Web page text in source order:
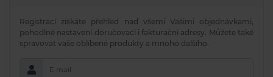
Registrací získáte přehled nad všemi Vašimi objednávkami,
pohodlné nastavení doručovací i fakturační adresy. Můžete také
spravovat vaše oblíbené produkty a mnoho dalšího.
E-mail